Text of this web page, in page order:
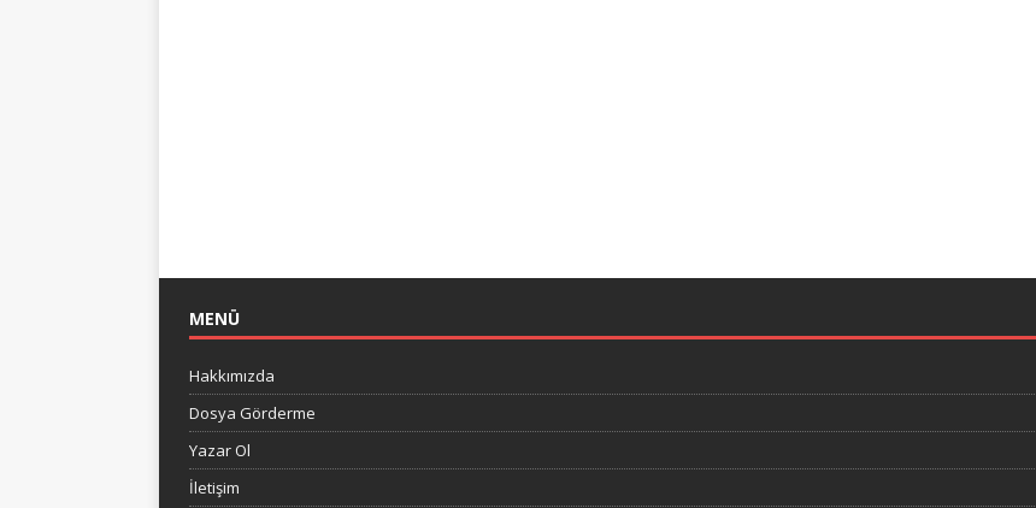
MENÜ
Hakkımızda
Dosya Görderme
Yazar Ol
İletişim